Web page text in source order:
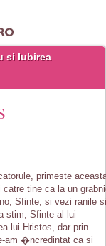
si Iubirea
primeste
tine ca la un
Sfinte, si vezi ranile si
stim, Sfinte al lui
lui Hristos, dar prin
am �ncredintat ca si